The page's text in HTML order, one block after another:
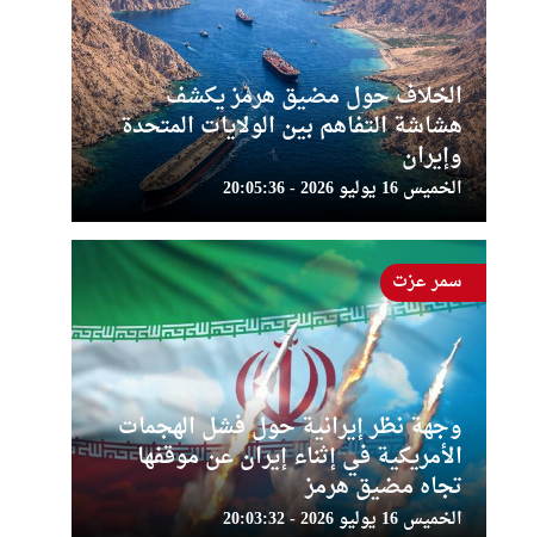
الخلاف حول مضيق هرمز يكشف
هشاشة التفاهم بين الولايات المتحدة
وإيران
الخميس 16 يوليو 2026 - 20:05:36
وجهة نظر إيرانية حول فشل الهجمات
الأمريكية في إثناء إيران عن موقفها
تجاه مضيق هرمز
الخميس 16 يوليو 2026 - 20:03:32
سمر عزت